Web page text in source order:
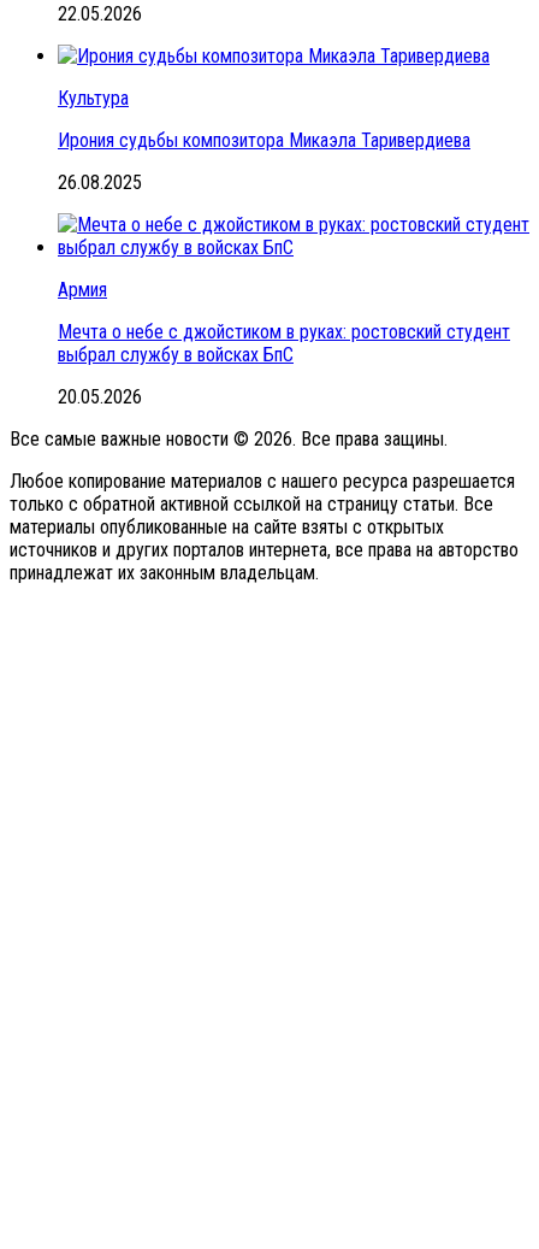
22.05.2026
Культура
Ирония судьбы композитора Микаэла Таривердиева
26.08.2025
Армия
Мечта о небе с джойстиком в руках: ростовский студент
выбрал службу в войсках БпС
20.05.2026
Все самые важные новости © 2026. Все права защины.
Любое копирование материалов с нашего ресурса разрешается
только с обратной активной ссылкой на страницу статьи. Все
материалы опубликованные на сайте взяты с открытых
источников и других порталов интернета, все права на авторство
принадлежат их законным владельцам.